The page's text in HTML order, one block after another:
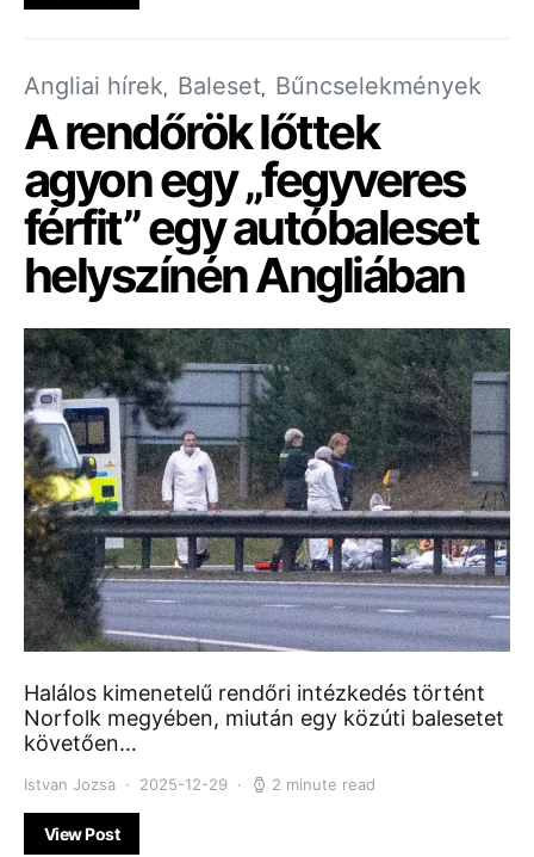
Angliai hírek Baleset Bűncselekmények
A rendőrök lőttek
agyon egy „fegyveres
férfit” egy autóbaleset
helyszínén Angliában
Halálos kimenetelű rendőri intézkedés történt
Norfolk megyében, miután egy közúti balesetet
követően…
Istvan Jozsa 2025-12-29 2 minute read
View Post